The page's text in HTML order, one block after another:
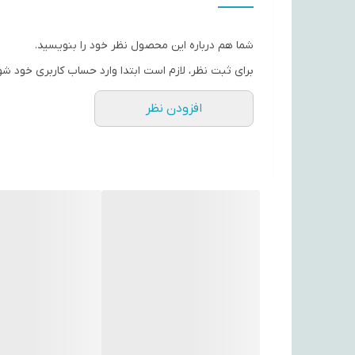
شما هم درباره این محصول نظر خود را بنویسید.
برای ثبت نظر، لازم است ابتدا وارد حساب کاربری خود
افزودن نظر